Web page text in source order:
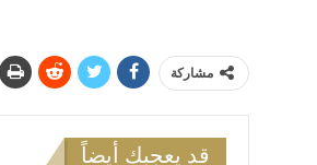
مشاركة
قد يعجبك أيضاً